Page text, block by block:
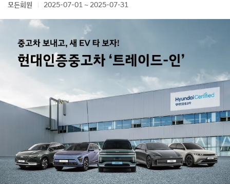
모든회원 2025-07-01 ~ 2025-07-31